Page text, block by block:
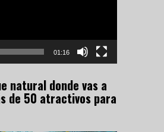
01:16
natural donde vas a
de 50 atractivos para